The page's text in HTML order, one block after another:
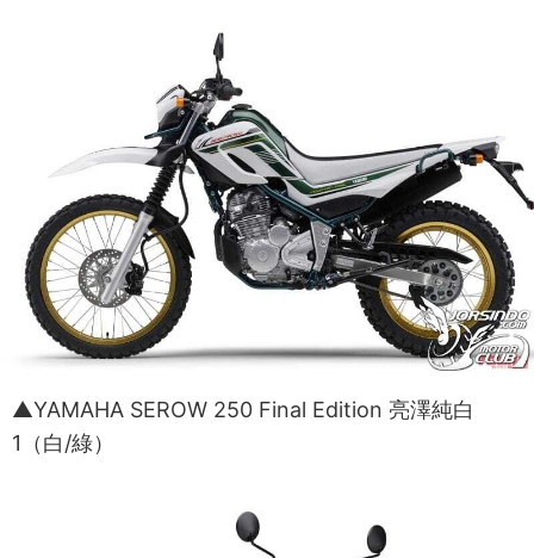
▲YAMAHA SEROW 250 Final Edition 亮澤純白
1（白/綠）